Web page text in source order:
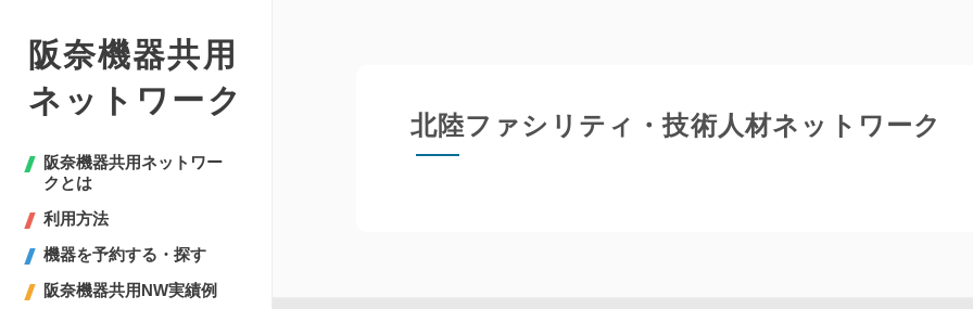
阪奈機器共用
ネットワーク
阪奈機器共用ネットワー
クとは
利用方法
機器を予約する・探す
阪奈機器共用NW実績例
北陸ファシリティ・技術人材ネットワーク